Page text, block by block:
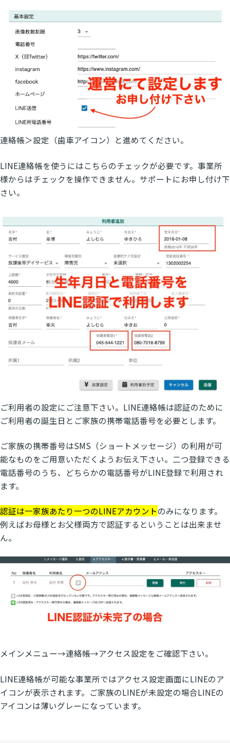
連絡帳＞設定（歯車アイコン）と進めてください。
LINE連絡帳を使うにはこちらのチェックが必要です。事業所
様からはチェックを操作できません。サポートにお申し付け下
さい。
ご利用者の設定にご注意下さい。LINE連絡帳は認証のために
ご利用者の誕生日とご家族の携帯電話番号を必要とします。
ご家族の携帯番号はSMS（ショートメッセージ）の利用が可
能なものをご用意いただくようお伝え下さい。二つ登録できる
電話番号のうち、どちらかの電話番号がLINE登録で利用され
ます。
認証は一家族あたり一つのLINEアカウントのみになります。
例えばお母様とお父様両方で認証するということは出来ませ
ん。
メインメニュー→連絡帳→アクセス設定をご確認下さい。
LINE連絡帳が可能な事業所ではアクセス設定画面にLINEのア
イコンが表示されます。ご家族のLINEが未設定の場合LINEの
アイコンは薄いグレーになっています。